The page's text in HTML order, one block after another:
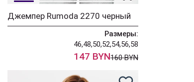
Джемпер Rumoda 2270 черный
Размеры:
46,48,50,52,54,56,58
147 BYN160 BYN